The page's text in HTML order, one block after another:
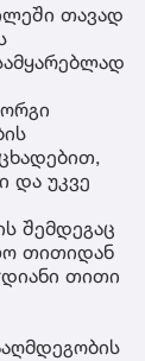
თავად
და უკვე
შემდეგაც
თითიდან
თითი